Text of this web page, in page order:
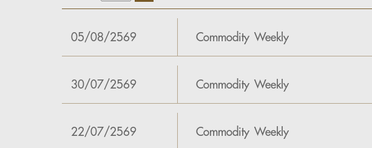
05/08/2569 Commodity Weekly
30/07/2569 Commodity Weekly
22/07/2569 Commodity Weekly